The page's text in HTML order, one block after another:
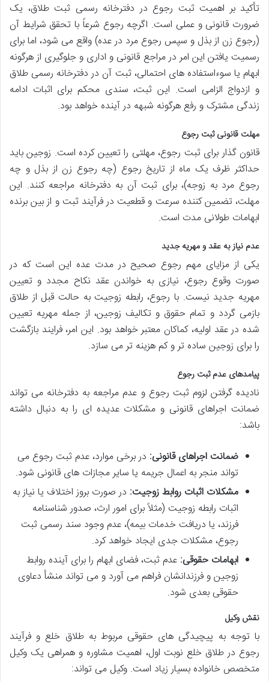
تأکید بر اهمیت ثبت رجوع در دفترخانه رسمی ثبت طلاق، یک
ضرورت قانونی و عملی است. اگرچه رجوع شرعاً با تحقق شرایط آن
(رجوع زن از بذل و سپس رجوع مرد در عده) واقع می شود، اما برای
رسمیت یافتن این امر در مراجع قانونی و اداری و جلوگیری از هرگونه
ابهام یا سوءاستفاده های احتمالی، ثبت آن در دفترخانه رسمی طلاق
و ازدواج الزامی است. این ثبت، سندی محکم برای اثبات ادامه
زندگی مشترک و رفع هرگونه شبهه در آینده خواهد بود.
مهلت قانونی ثبت رجوع
قانون گذار برای ثبت رجوع، مهلتی را تعیین کرده است. زوجین باید
حداکثر ظرف یک ماه از تاریخ رجوع (چه رجوع زن از بذل و چه
رجوع مرد به زوجه)، برای ثبت آن به دفترخانه مراجعه کنند. این
مهلت، تضمین کننده سرعت و قطعیت در فرآیند ثبت و از بین برنده
ابهامات طولانی مدت است.
عدم نیاز به عقد و مهریه جدید
یکی از مزایای مهم رجوع صحیح در مدت عده این است که در
صورت وقوع رجوع، نیازی به خواندن عقد نکاح مجدد و تعیین
مهریه جدید نیست. با رجوع، رابطه زوجیت به حالت قبل از طلاق
بازمی گردد و تمام حقوق و تکالیف زوجین، از جمله مهریه تعیین
شده در عقد اولیه، کماکان معتبر خواهد بود. این امر، فرایند بازگشت
را برای زوجین ساده تر و کم هزینه تر می سازد.
پیامدهای عدم ثبت رجوع
نادیده گرفتن لزوم ثبت رجوع و عدم مراجعه به دفترخانه می تواند
ضمانت اجراهای قانونی و مشکلات عدیده ای را به دنبال داشته
باشد:
ضمانت اجراهای قانونی: در برخی موارد، عدم ثبت رجوع می
تواند منجر به اعمال جریمه یا سایر مجازات های قانونی شود.
مشکلات اثبات روابط زوجیت: در صورت بروز اختلاف یا نیاز به
اثبات رابطه زوجیت (مثلاً برای امور ارث، صدور شناسنامه
فرزند، یا دریافت خدمات بیمه)، عدم وجود سند رسمی ثبت
رجوع، مشکلات جدی ایجاد خواهد کرد.
ابهامات حقوقی: عدم ثبت، فضای ابهام را برای آینده روابط
زوجین و فرزندانشان فراهم می آورد و می تواند منشأ دعاوی
حقوقی بعدی شود.
نقش وکیل
با توجه به پیچیدگی های حقوقی مربوط به طلاق خلع و فرآیند
رجوع در طلاق خلع نوبت اول، اهمیت مشاوره و همراهی یک وکیل
متخصص خانواده بسیار زیاد است. وکیل می تواند: